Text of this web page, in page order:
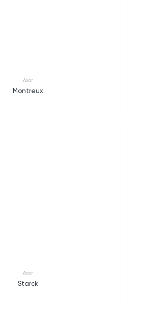
Axor
Montreux
Axor
Starck